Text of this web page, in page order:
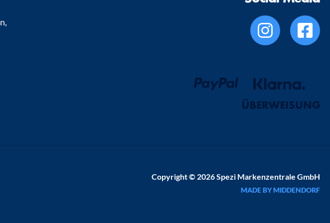
Copyright © 2026 Spezi Markenzentrale GmbH
MADE BY MIDDENDORF